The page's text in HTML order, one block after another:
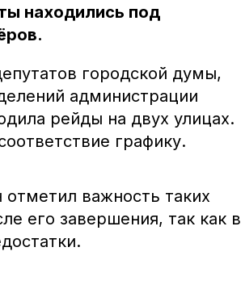
находились под
городской думы,
администрации
рейды на двух улицах.
графику.
важность таких
его завершения, так как в